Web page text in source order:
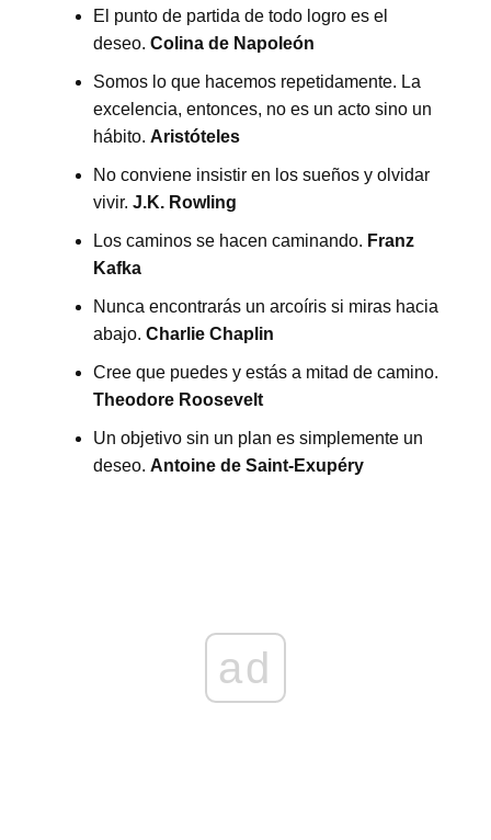
El punto de partida de todo logro es el
deseo. Colina de Napoleón
Somos lo que hacemos repetidamente. La
excelencia, entonces, no es un acto sino un
hábito. Aristóteles
No conviene insistir en los sueños y olvidar
vivir. J.K. Rowling
Los caminos se hacen caminando. Franz
Kafka
Nunca encontrarás un arcoíris si miras hacia
abajo. Charlie Chaplin
Cree que puedes y estás a mitad de camino.
Theodore Roosevelt
Un objetivo sin un plan es simplemente un
deseo. Antoine de Saint-Exupéry
ad